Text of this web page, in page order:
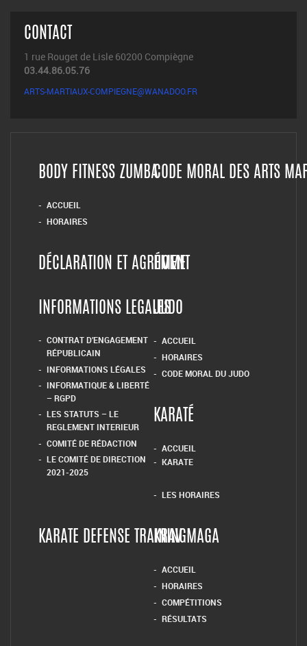
CONTACT
1 rue Rouget de Lisle 60200 Compiègne
03.44.86.05.76
ARTS-MARTIAUX-COMPIEGNE@WANADOO.FR
BODY FITNESS ZUMBA
ACCUEIL
HORAIRES
CODE MORAL DES ARTS
DÉCLARATION ET AGRÉMENT
HOME
INFORMATIONS LEGALES
CONTRAT D’ENGAGEMENT
RÉPUBLICAIN
INFORMATIONS LÉGALES
INFORMATIQUE & LIBERTÉ
– RGPD
LES STATUTS – LE
REGLEMENT INTERIEUR
COMITÉ DE RÉDACTION
LE COMITÉ DE DIRECTION
2021-2025
JUDO
ACCUEIL
HORAIRES
CODE MORAL DU JUDO
KARATÉ
ACCUEIL
KARATE
LES HORAIRES
KARATE DEFENSE TRAININGKRAV MAGA
ACCUEIL
HORAIRES
COMPÉTITIONS
RÉSULTATS